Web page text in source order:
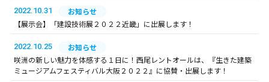
2022.10.31
お知らせ
【展示会】「建設技術展２０２２近畿」に出展します！
2022.10.25
お知らせ
咲洲の新しい魅力を体感する１日に！西尾レントオールは、『生きた建築
ミュージアムフェスティバル大阪２０２２』に協賛・出展します！